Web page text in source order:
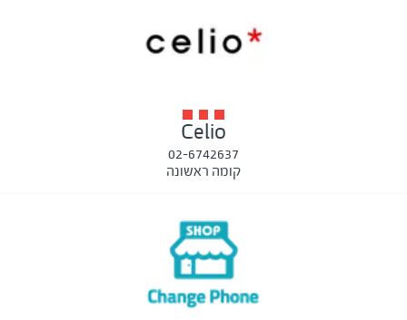
Celio
02-6742637
קומה ראשונה